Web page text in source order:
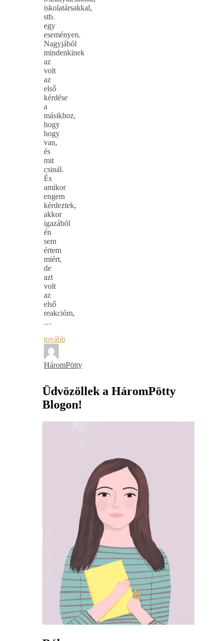
iskolatársakkal,
stb.
egy
eseményen.
Nagyjából
mindenkinek
az
volt
az
első
kérdése
a
másikhoz,
hogy
hogy
van,
és
mit
csinál.
És
amikor
engem
kérdeztek,
akkor
igazából
én
sem
értem
miért,
de
azt
volt
az
első
reakcióm,
…
tovább
HáromPötty
Üdvözöllek a HáromPötty
Blogon!